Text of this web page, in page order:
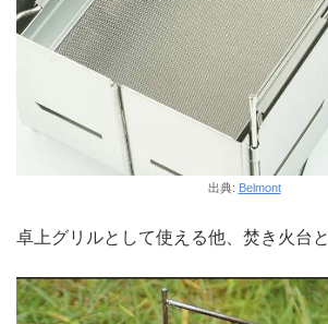
出典: Belmont
卓上グリルとして使える他、焚き火台